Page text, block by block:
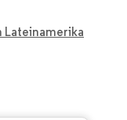
Lateinamerika